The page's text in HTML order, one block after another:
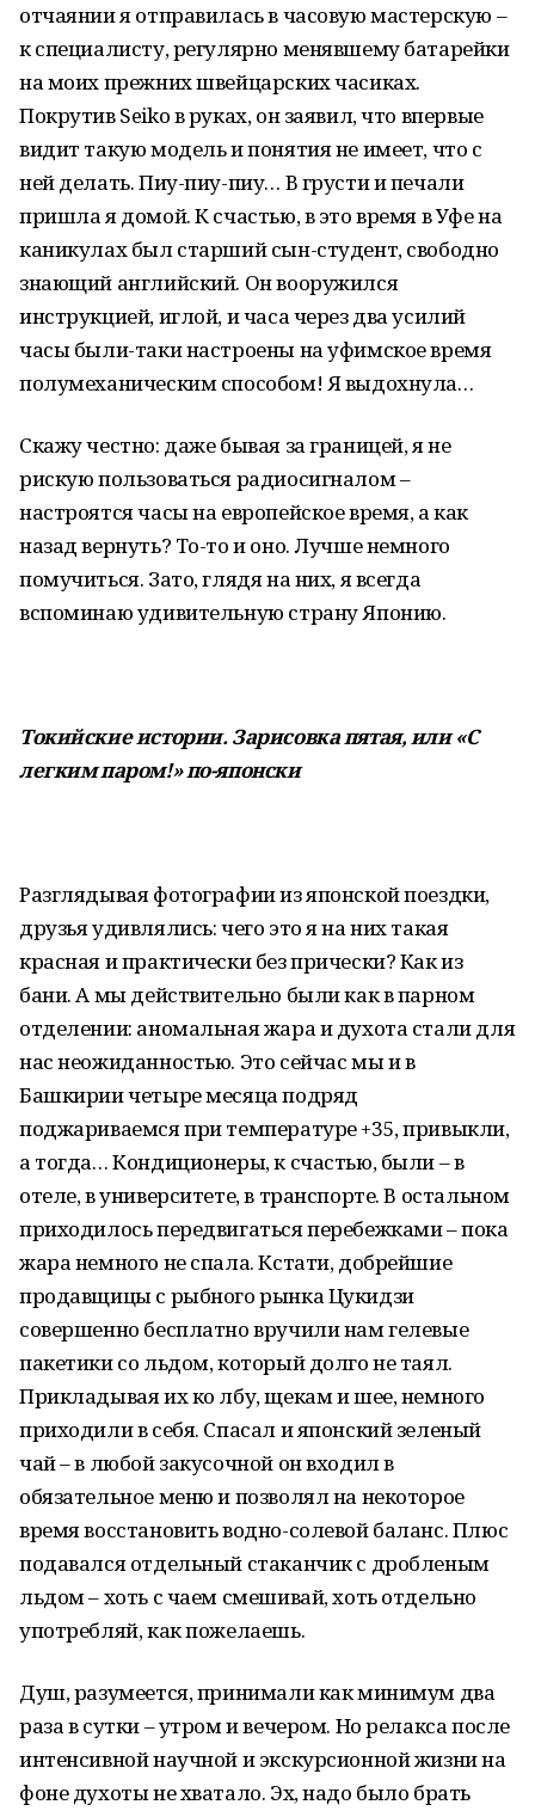
отчаянии я отправилась в часовую мастерскую –
к специалисту, регулярно менявшему батарейки
на моих прежних швейцарских часиках.
Покрутив Seiko в руках, он заявил, что впервые
видит такую модель и понятия не имеет, что с
ней делать. Пиу-пиу-пиу… В грусти и печали
пришла я домой. К счастью, в это время в Уфе на
каникулах был старший сын-студент, свободно
знающий английский. Он вооружился
инструкцией, иглой, и часа через два усилий
часы были-таки настроены на уфимское время
полумеханическим способом! Я выдохнула…
Скажу честно: даже бывая за границей, я не
рискую пользоваться радиосигналом –
настроятся часы на европейское время, а как
назад вернуть? То-то и оно. Лучше немного
помучиться. Зато, глядя на них, я всегда
вспоминаю удивительную страну Японию.
Токийские истории. Зарисовка пятая, или «С
легким паром!» по-японски
Разглядывая фотографии из японской поездки,
друзья удивлялись: чего это я на них такая
красная и практически без прически? Как из
бани. А мы действительно были как в парном
отделении: аномальная жара и духота стали для
нас неожиданностью. Это сейчас мы и в
Башкирии четыре месяца подряд
поджариваемся при температуре +35, привыкли,
а тогда… Кондиционеры, к счастью, были – в
отеле, в университете, в транспорте. В остальном
приходилось передвигаться перебежками – пока
жара немного не спала. Кстати, добрейшие
продавщицы с рыбного рынка Цукидзи
совершенно бесплатно вручили нам гелевые
пакетики со льдом, который долго не таял.
Прикладывая их ко лбу, щекам и шее, немного
приходили в себя. Спасал и японский зеленый
чай – в любой закусочной он входил в
обязательное меню и позволял на некоторое
время восстановить водно-солевой баланс. Плюс
подавался отдельный стаканчик с дробленым
льдом – хоть с чаем смешивай, хоть отдельно
употребляй, как пожелаешь.
Душ, разумеется, принимали как минимум два
раза в сутки – утром и вечером. Но релакса после
интенсивной научной и экскурсионной жизни на
фоне духоты не хватало. Эх, надо было брать